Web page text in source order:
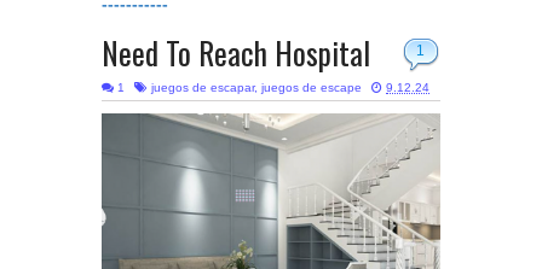
-----------
1
Need To Reach Hospital
1 juegos de escapar, juegos de escape 9.12.24